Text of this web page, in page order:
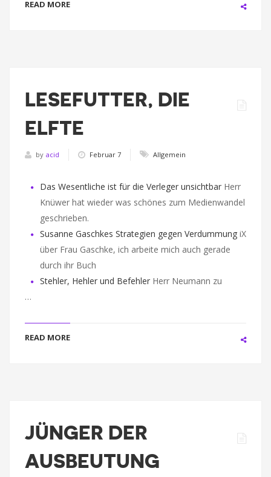
READ MORE
LESEFUTTER, DIE
ELFTE
by acid Februar 7 Allgemein
Das Wesentliche ist für die Verleger unsichtbar Herr
Knüwer hat wieder was schönes zum Medienwandel
geschrieben.
Susanne Gaschkes Strategien gegen Verdummung iX
über Frau Gaschke, ich arbeite mich auch gerade
durch ihr Buch
Stehler, Hehler und Befehler Herr Neumann zu
…
READ MORE
JÜNGER DER
AUSBEUTUNG